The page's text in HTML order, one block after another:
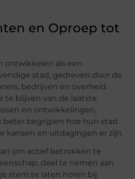
en Oproep tot
ontwikkelen als een
stad, gedreven door de
bedrijven en overheid.
te blijven van de laatste
en ontwikkelingen,
beter begrijpen hoe hun stad
kansen en uitdagingen er zijn.
om actief betrokken te
deel te nemen aan
stem te laten horen bij